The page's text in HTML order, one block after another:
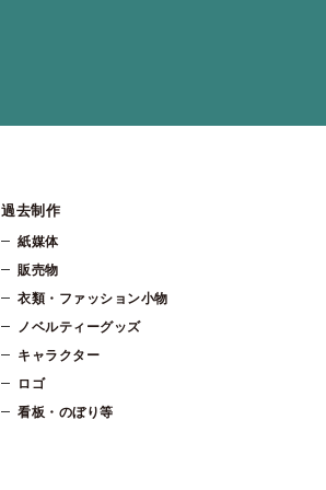
過去制作
紙媒体
販売物
衣類・ファッション小物
ノベルティーグッズ
キャラクター
ロゴ
看板・のぼり等